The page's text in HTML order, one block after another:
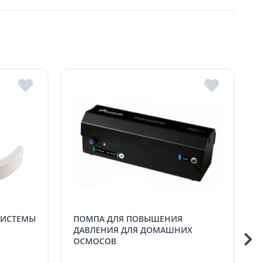
в магазины ROMSTAL.
ПОМПА ДЛЯ ПОВЫШЕНИЯ
ДАВЛЕНИЯ ДЛЯ ДОМАШНИХ
ОСМОСОВ